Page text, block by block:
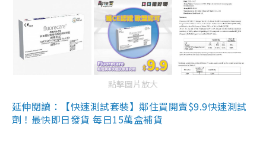
點擊圖片放大
延伸閱讀：【快速測試套裝】鄰住買開賣$9.9快速測試
劑！最快即日發貨 每日15萬盒補貨